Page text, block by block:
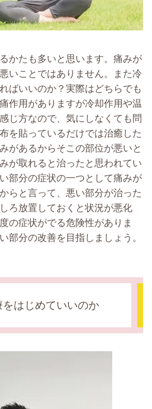
かたも多いと思います。痛みが
いことではありません。また冷
ばいいのか？実際はどちらでも
作用がありますが冷却作用や温
じ方なので、気にしなくても問
を貼っているだけでは治癒した
があるからそこの部位が悪いと
が取れると治ったと思われてい
部分の症状の一つとして痛みが
らと言って、悪い部分が治った
ろ放置しておくと状況が悪化
の症状がでる危険性がありま
部分の改善を目指しましょう。
はじめていいのか